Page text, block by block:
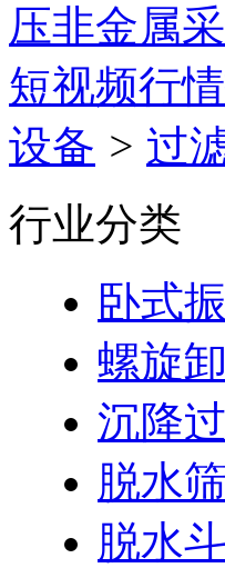
压非金属
短视频行
设备 > 过
行业分类
卧式
螺旋
沉降
脱水筛
脱水